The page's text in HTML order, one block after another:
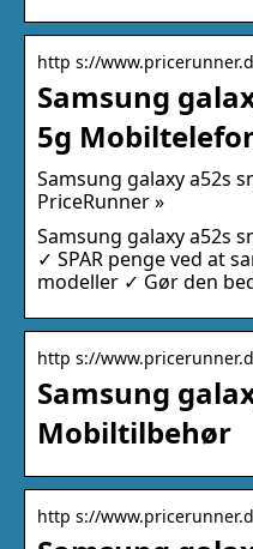
http s://
Samsung
5g
Samsung galaxy a52s
PriceRunner »
Samsung galaxy a52s
✓ SPAR penge ved at
modeller ✓ Gør den
http s://
Samsung
Mobiltilbehør
http s://